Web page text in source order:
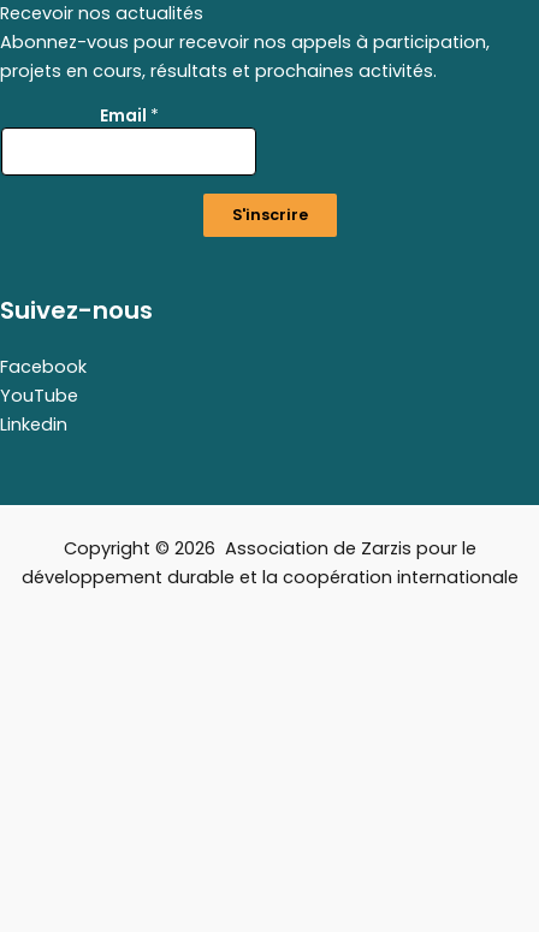
Recevoir nos actualités
Abonnez-vous pour recevoir nos appels à participation,
projets en cours, résultats et prochaines activités.
a
i
l
Email *
S'inscrire
Suivez-nous
Facebook
YouTube
Linkedin
Copyright © 2026 Association de Zarzis pour le
développement durable et la coopération internationale